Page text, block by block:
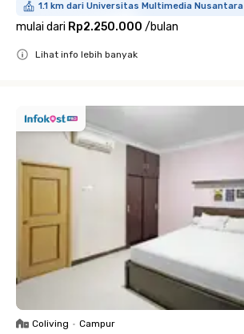
1.1 km dari Universitas Multimedia Nusantara
mulai dari Rp2.250.000 /bulan
Lihat info lebih banyak
Coliving • Campur